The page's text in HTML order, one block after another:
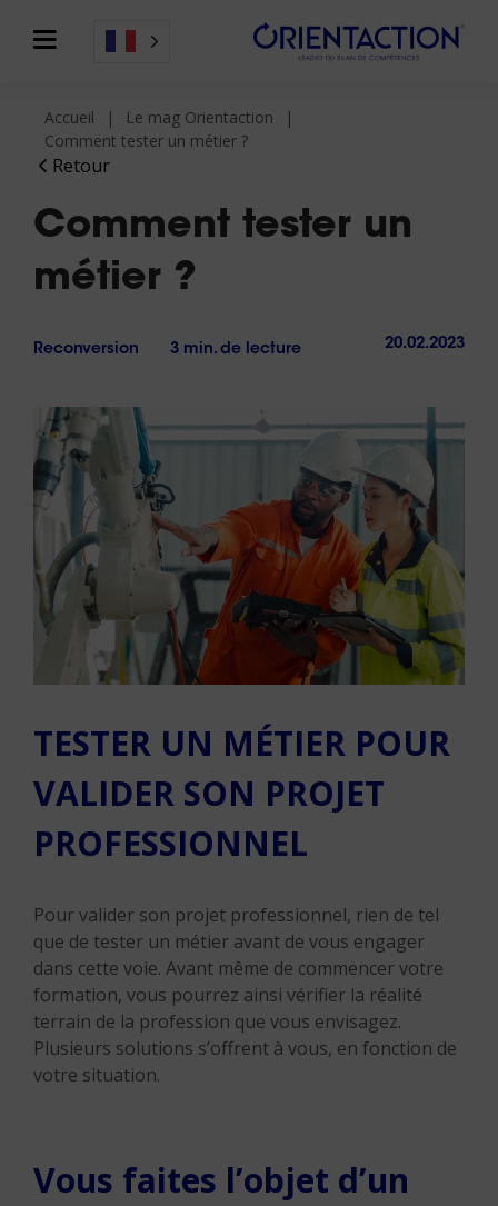
Retour
Accueil
Le mag Orientaction
Comment tester un métier ?
Comment tester un
métier ?
Reconversion 3 min. de lecture 20.02.2023
TESTER UN MÉTIER POUR
VALIDER SON PROJET
PROFESSIONNEL
Pour valider son projet professionnel, rien de tel
que de tester un métier avant de vous engager
dans cette voie. Avant même de commencer votre
formation, vous pourrez ainsi vérifier la réalité
terrain de la profession que vous envisagez.
Plusieurs solutions s’offrent à vous, en fonction de
votre situation.
Vous faites l’objet d’un